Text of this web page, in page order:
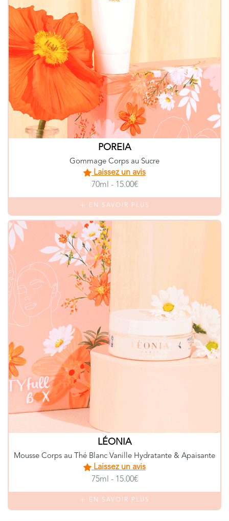
POREIA
Gommage Corps au Sucre
Laissez un avis
70ml - 15.00€
EN SAVOIR PLUS
LÉONIA
Mousse Corps au Thé Blanc Vanille Hydratante & Apaisante
Laissez un avis
75ml - 15.00€
EN SAVOIR PLUS